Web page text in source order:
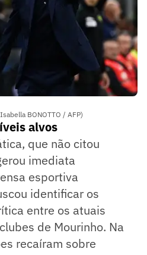
BONOTTO / AFP)
alvos
que não citou
imediata
esportiva
identificar os
entre os atuais
de Mourinho. Na
recaíram sobre